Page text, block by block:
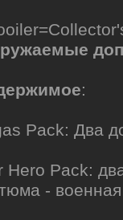
:
Pack: Два
Hero Pack:
-